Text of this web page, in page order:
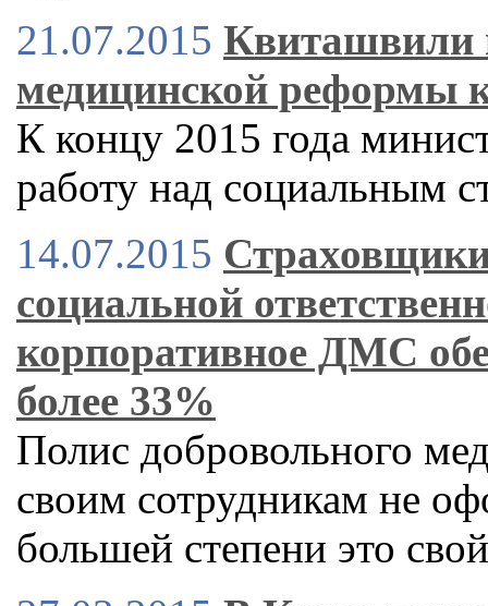
21.07.2015 Квиташвили
медицинской реформы к
К концу 2015 года
работу над социальным
14.07.2015
социальной
корпоративное ДМС
более 33%
Полис добровольного
своим сотрудникам не
большей степени это